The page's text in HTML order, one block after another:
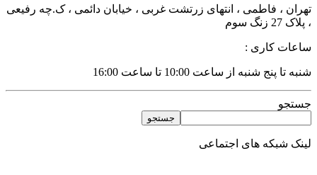
تهران ، فاطمی ، انتهای زرتشت غربی ، خیابان دائمی ، ک.چه رفیعی
، پلاک 27 زنگ سوم
ساعات کاری :
شنبه تا پنج شنبه از ساعت 10:00 تا ساعت 16:00
جستجو
جستجو
لینک شبکه های اجتماعی